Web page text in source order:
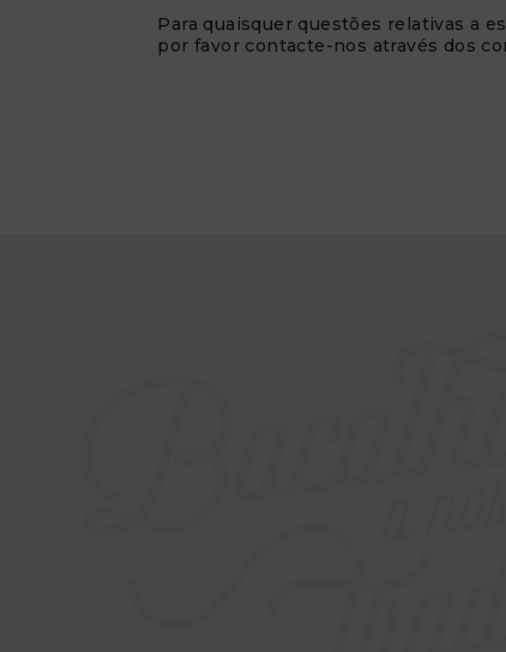
Para quaisquer questões relativas a
por favor contacte-nos através dos